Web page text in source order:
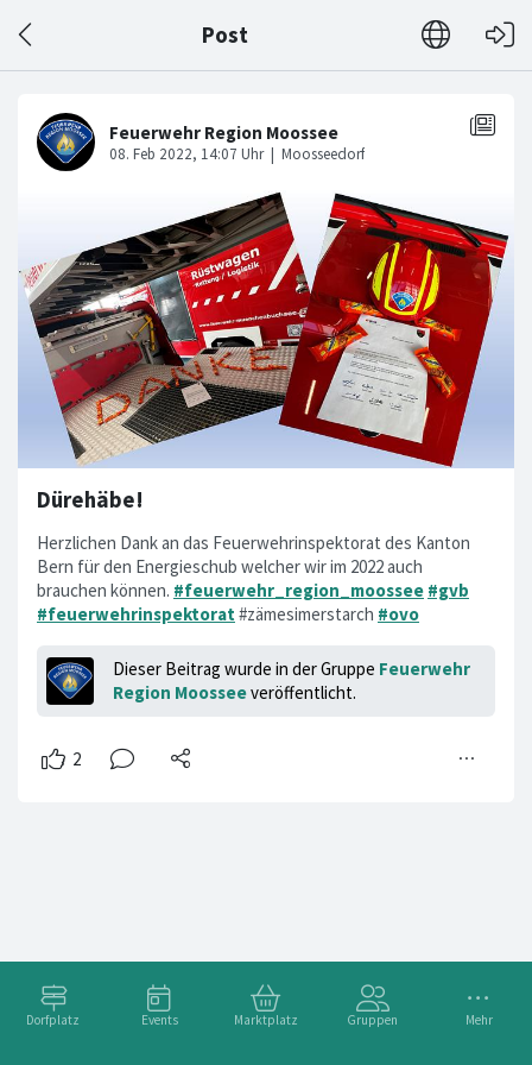
Post
Dorfplatz Events Marktplatz Gruppen Mehr
Dürehäbe!
Herzlichen Dank an das Feuerwehrinspektorat des Kanton
Bern für den Energieschub welcher wir im 2022 auch
brauchen können. #feuerwehr_region_moossee #gvb
#feuerwehrinspektorat #zämesimerstarch #ovo
Dieser Beitrag wurde in der Gruppe Feuerwehr
Region Moosseeveröffentlicht.